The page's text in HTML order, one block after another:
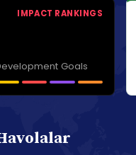
IMPACT RANKINGS
Goals